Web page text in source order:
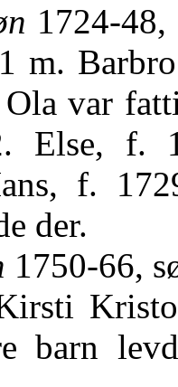
1724-
m.
var
Else, f.
f.
der.
1750-66,
barn